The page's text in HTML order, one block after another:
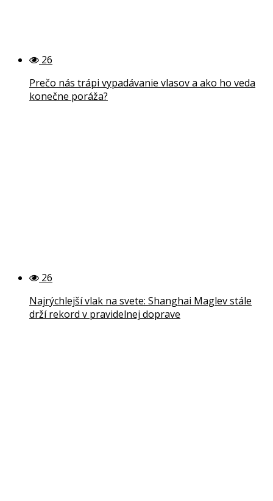
26
Prečo nás trápi vypadávanie vlasov a ako ho veda
konečne poráža?
26
Najrýchlejší vlak na svete: Shanghai Maglev stále
drží rekord v pravidelnej doprave